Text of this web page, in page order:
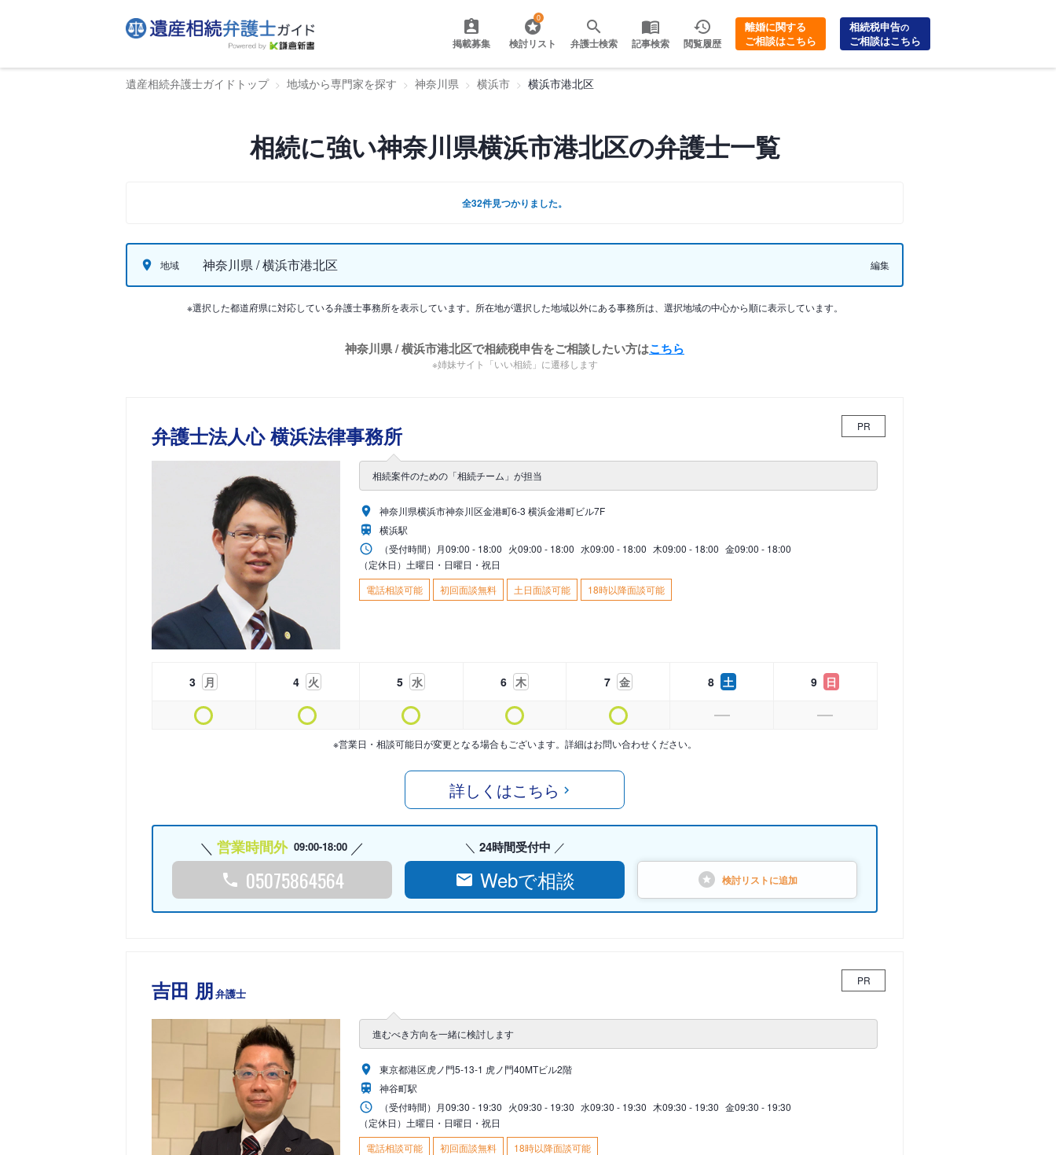
掲載募集
0
検討リスト 弁護士検索 記事検索 閲覧履歴
離婚に関する
ご相談はこちら
相続税申告の
ご相談はこちら
遺産相続弁護士ガイドトップ 地域から専門家を探す 神奈川県 横浜市 横浜市港北区
相続に強い神奈川県横浜市港北区の弁護士一覧
全32件見つかりました。
地域 神奈川県 / 横浜市港北区 編集
※選択した都道府県に対応している弁護士事務所を表示しています。所在地が選択した地域以外にある事務所は、選択地域の中心から順に表示しています。
神奈川県 / 横浜市港北区で相続税申告をご相談したい方はこちら
※姉妹サイト「いい相続」に遷移します
弁護士法人心 横浜法律事務所 PR
相続案件のための「相続チーム」が担当
神奈川県横浜市神奈川区金港町6-3 横浜金港町ビル7F
横浜駅
（受付時間） 月09:00 - 18:00 火09:00 - 18:00 水09:00 - 18:00 木09:00 - 18:00 金09:00 - 18:00
（定休日）土曜日・日曜日・祝日
電話相談可能
初回面談無料 土日面談可能 18時以降面談可能
3 月 4 火 5 水 6 木 7 金 8 土 9 日
※営業日・相談可能日が変更となる場合もございます。詳細はお問い合わせください。
詳しくはこちら
営業時間外 09:00-18:00
05075864564
24時間受付中
Webで相談 検討リストに追加
吉田 朋弁護士
PR
進むべき方向を一緒に検討します
東京都港区虎ノ門5-13-1 虎ノ門40MTビル2階
神谷町駅
（受付時間） 月09:30 - 19:30 火09:30 - 19:30 水09:30 - 19:30 木09:30 - 19:30 金09:30 - 19:30
（定休日）土曜日・日曜日・祝日
電話相談可能
初回面談無料 18時以降面談可能